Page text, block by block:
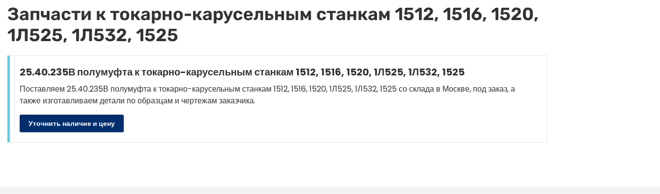
Запчасти к токарно-карусельным станкам 1512, 1516, 1520,
1Л525, 1Л532, 1525
25.40.235В полумуфта к токарно-карусельным станкам 1512, 1516, 1520, 1Л525, 1Л532, 1525
Поставляем 25.40.235В полумуфта к токарно-карусельным станкам 1512, 1516, 1520, 1Л525, 1Л532, 1525 со склада в Москве, под заказ, а
также изготавливаем детали по образцам и чертежам заказчика.
Уточнить наличие и цену